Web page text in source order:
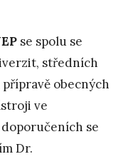
se spolu se
středních
obecných
ve
se
Dr.